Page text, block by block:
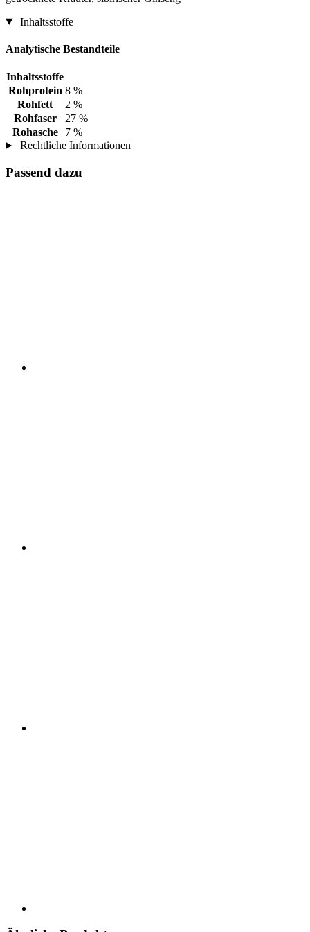
Inhaltsstoffe
Analytische Bestandteile
Inhaltsstoffe
Rohprotein 8 %
Rohfett
2 %
Rohfaser
27 %
Rohasche
7 %
Rechtliche Informationen
Passend dazu